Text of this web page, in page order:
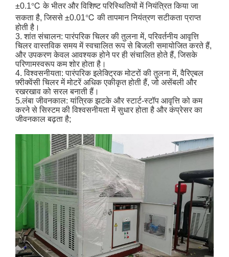
±0.1℃ के भीतर और विशिष्ट परिस्थितियों में नियंत्रित किया जा
सकता है, जिससे ±0.01℃ की तापमान नियंत्रण सटीकता प्राप्त
होती है।
3. शांत संचालन: पारंपरिक चिलर की तुलना में, परिवर्तनीय आवृत्ति
चिलर वास्तविक समय में स्वचालित रूप से बिजली समायोजित करते हैं,
और उपकरण केवल आवश्यक होने पर ही संचालित होते हैं, जिसके
परिणामस्वरूप कम शोर होता है।
4. विश्वसनीयता: पारंपरिक इलेक्ट्रिक मोटरों की तुलना में, वैरिएबल
फ़्रीक्वेंसी चिलर में मोटरें अधिक एकीकृत होती हैं, जो असेंबली और
रखरखाव को सरल बनाती हैं।
5.लंबा जीवनकाल: यांत्रिक झटके और स्टार्ट-स्टॉप आवृत्ति को कम
करने से सिस्टम की विश्वसनीयता में सुधार होता है और कंप्रेसर का
जीवनकाल बढ़ता है;